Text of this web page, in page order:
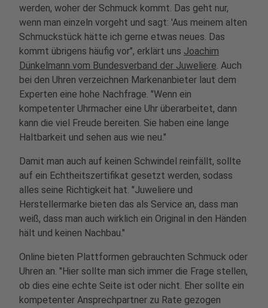
werden, woher der Schmuck kommt. Das geht nur,
wenn man einzeln vorgeht und sagt: 'Aus meinem alten
Schmuckstück hätte ich gerne etwas neues. Das
kommt übrigens häufig vor", erklärt uns Joachim
Dünkelmann vom Bundesverband der Juweliere. Auch
bei den Uhren verzeichnen Markenanbieter laut dem
Experten eine hohe Nachfrage. "Wenn ein
kompetenter Uhrmacher eine Uhr überarbeitet, dann
kann die viel Freude bereiten. Sie haben eine lange
Haltbarkeit und sehen aus wie neu."
Damit man auch auf keinen Schwindel reinfällt, sollte
auf ein Echtheitszertifikat gesetzt werden, sodass
alles seine Richtigkeit hat. "Juweliere und
Herstellermarke bieten das als Service an, dass man
weiß, dass man auch wirklich ein Original in den Händen
hält und keinen Nachbau."
Online bieten Plattformen gebrauchten Schmuck oder
Uhren an. "Hier sollte man sich immer die Frage stellen,
ob dies eine echte Seite ist oder nicht. Eher sollte ein
kompetenter Ansprechpartner zu Rate gezogen